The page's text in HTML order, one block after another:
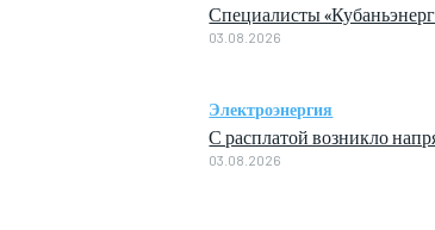
Специалисты
03.08.2026
Электроэнергия
С расплатой возникло
03.08.2026